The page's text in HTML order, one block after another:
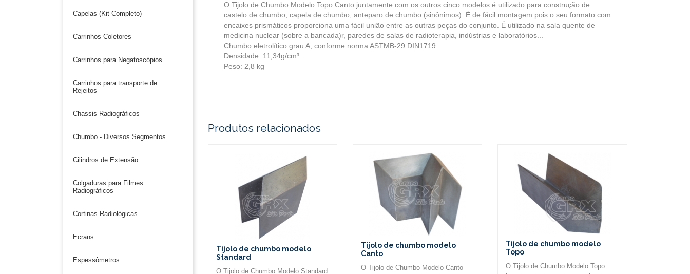
Capelas (Kit Completo)
Carrinhos Coletores
Carrinhos para Negatoscópios
Carrinhos para transporte de
Rejeitos
Chassis Radiográficos
Chumbo - Diversos Segmentos
Cilindros de Extensão
Colgaduras para Filmes
Radiográficos
Cortinas Radiológicas
Ecrans
Espessômetros
O Tijolo de Chumbo Modelo Topo Canto juntamente com os outros cinco modelos é utilizado para construção de
castelo de chumbo, capela de chumbo, anteparo de chumbo (sinônimos). É de fácil montagem pois o seu formato com
encaixes prismáticos proporciona uma fácil união entre as outras peças do conjunto. É utilizado na sala quente de
medicina nuclear (sobre a bancada)r, paredes de salas de radioterapia, indústrias e laboratórios...
Chumbo eletrolítico grau A, conforme norma ASTMB-29 DIN1719.
Densidade: 11,34g/cm³.
Peso: 2,8 kg
Produtos relacionados
Tijolo de chumbo modelo
Standard
O Tijolo de Chumbo Modelo Standard
Tijolo de chumbo modelo
Canto
O Tijolo de Chumbo Modelo Canto
Tijolo de chumbo modelo
Topo
O Tijolo de Chumbo Modelo Topo